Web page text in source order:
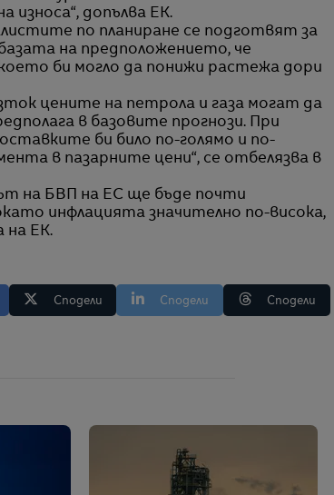
износа“, допълва ЕК.
по планиране се подготвят за
на предположението, че
би могло да понижи растежа дори
цените на петрола и газа могат да
в базовите прогнози. При
би било по-голямо и по-
в пазарните цени“, се отбелязва в
на БВП на ЕС ще бъде почти
инфлацията значително по-висока,
на ЕК.
Сподели Сподели Сподели